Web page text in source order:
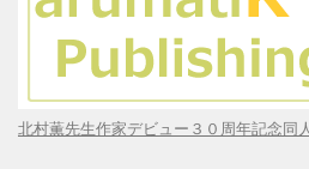
北村薫先生作家デビュー３０周年記念同